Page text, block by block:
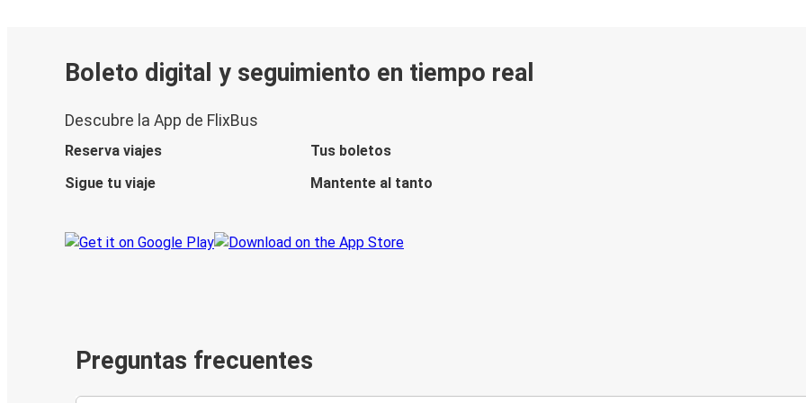
Boleto digital y seguimiento en tiempo real
Descubre la App de FlixBus
Reserva viajes
Tus boletos
Sigue tu viaje
Mantente al tanto
Preguntas frecuentes